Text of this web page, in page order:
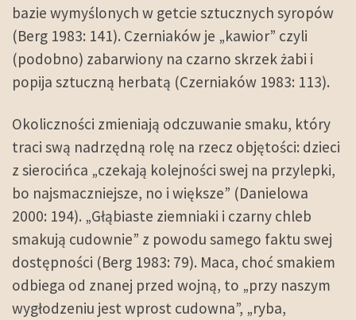
bazie wymyślonych w getcie sztucznych syropów
(Berg 1983: 141). Czerniaków je „kawior” czyli
(podobno) zabarwiony na czarno skrzek żabi i
popija sztuczną herbatą (Czerniaków 1983: 113).
Okoliczności zmieniają odczuwanie smaku, który
traci swą nadrzędną rolę na rzecz objętości: dzieci
z sierocińca „czekają kolejności swej na przylepki,
bo najsmaczniejsze, no i większe” (Danielowa
2000: 194). „Głąbiaste ziemniaki i czarny chleb
smakują cudownie” z powodu samego faktu swej
dostępności (Berg 1983: 79). Maca, choć smakiem
odbiega od znanej przed wojną, to „przy naszym
wygłodzeniu jest wprost cudowna”, „ryba,